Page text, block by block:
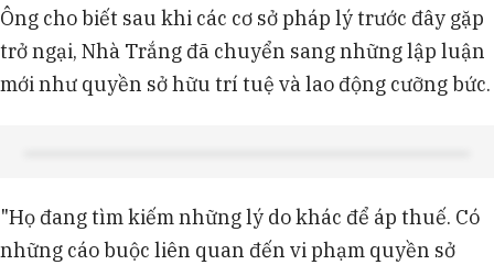
Ông cho biết sau khi các cơ sở pháp lý trước đây gặp
trở ngại, Nhà Trắng đã chuyển sang những lập luận
mới như quyền sở hữu trí tuệ và lao động cưỡng bức.
"Họ đang tìm kiếm những lý do khác để áp thuế. Có
những cáo buộc liên quan đến vi phạm quyền sở